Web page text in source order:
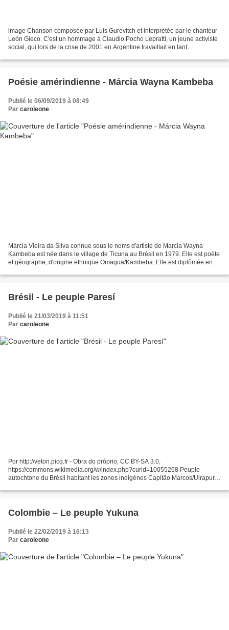
image Chanson composée par Luis Gurevitch et interprétée par le chanteur
León Gieco. C'est un hommage à Claudio Pocho Lepratti, un jeune activiste
social, qui lors de la crise de 2001 en Argentine travaillait en tant
Poésie amérindienne - Márcia Wayna Kambeba
Publié le 06/09/2019 à 08:49
Par caroleone
Márcia Vieira da Silva connue sous le noms d'artiste de Marcia Wayna
Kambeba est née dans le village de Ticuna au Brésil en 1979. Elle est poète
et géographe, d'origine ethnique Omagua/Kambeba. Elle est diplômée en
Brésil - Le peuple Paresí
Publié le 21/03/2019 à 11:51
Par caroleone
Por http://veton.picq.fr - Obra do próprio, CC BY-SA 3.0,
https://commons.wikimedia.org/w/index.php?curid=10055268 Peuple
autochtone du Brésil habitant les zones indigènes Capitão Marcos/Uirapuru,
Colombie – Le peuple Yukuna
Publié le 22/02/2019 à 16:13
Par caroleone